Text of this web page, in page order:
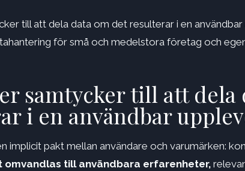
till att dela data om det resulterar i en
för små och medelstora företag och
samtycker till att dela
i en användbar
implicit pakt mellan användare och varumärken:
omvandlas till användbara erfarenheter,